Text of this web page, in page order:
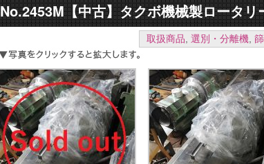
No.2453M【中古】タクボ機械製ロータ
取扱商品,選別・分離機,